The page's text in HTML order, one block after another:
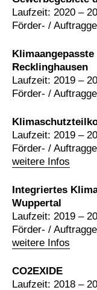
Laufzeit: 2020 –
Förder- /
Recklinghausen
Laufzeit: 2019 –
Förder- /
weitere Infos
Laufzeit: 2019 –
Förder- /
Integriertes
Wuppertal
weitere Infos
Laufzeit: 2019 –
Förder- /
CO2EXIDE
Laufzeit: 2018 –